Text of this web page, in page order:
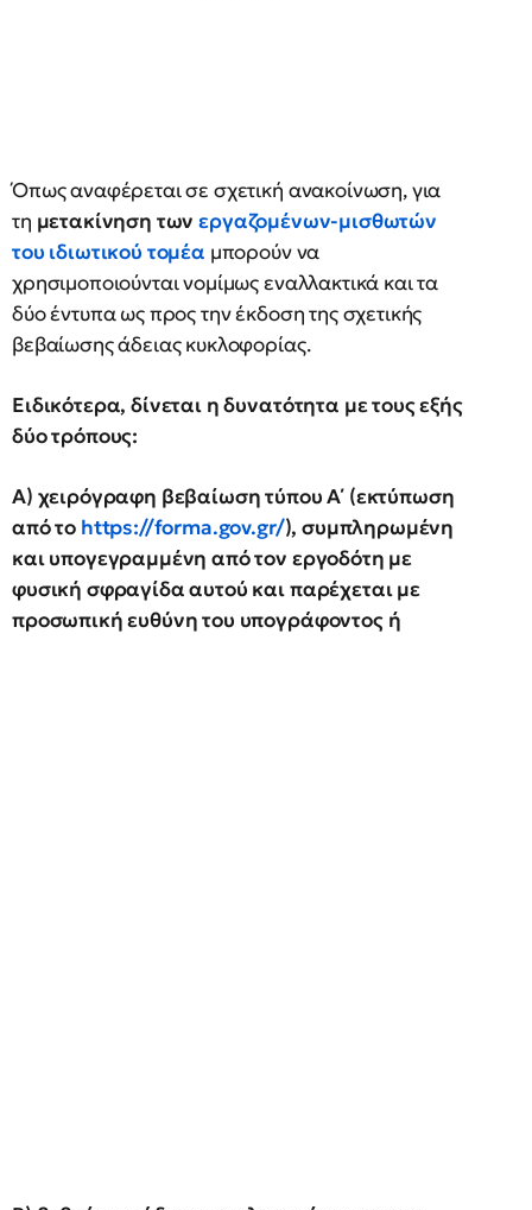
Όπως αναφέρεται σε σχετική ανακοίνωση, για
τη μετακίνηση τωνεργαζομένων-μισθωτών
του ιδιωτικού τομέα μπορούν να
χρησιμοποιούνται νομίμως εναλλακτικά και τα
δύο έντυπα ως προς την έκδοση της σχετικής
βεβαίωσης άδειας κυκλοφορίας.
Ειδικότερα, δίνεται η δυνατότητα με τους εξής
δύο τρόπους:
Α) χειρόγραφη βεβαίωση τύπου Α΄ (εκτύπωση
από το https://forma.gov.gr/), συμπληρωμένη
και υπογεγραμμένη από τον εργοδότη με
φυσική σφραγίδα αυτού και παρέχεται με
προσωπική ευθύνη του υπογράφοντος ή